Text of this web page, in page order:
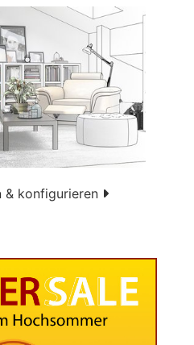
& konfigurieren